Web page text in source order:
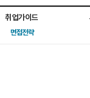
취업가이드
면접전략